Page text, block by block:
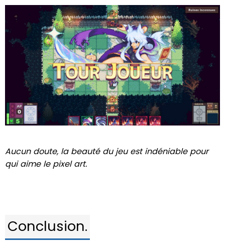
Aucun doute, la beauté du jeu est indéniable pour
qui aime le pixel art.
Conclusion.